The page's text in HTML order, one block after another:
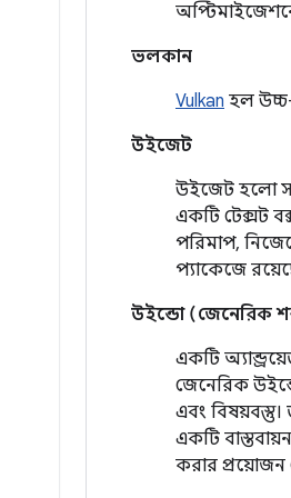
ভলকান
Vulkan হল উচ্চ-
উইজেট
উইজেট হলো
একটি টেক্সট
পরিমাপ,
প্যাকেজে
উইন্ডো (জেনেরিক
একটি
জেনেরিক
এবং
একটি
করার প্রয়োজন